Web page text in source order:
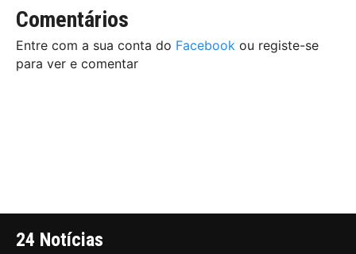
Comentários
Entre com a sua conta do Facebook ou registe-se
para ver e comentar
24 Notícias